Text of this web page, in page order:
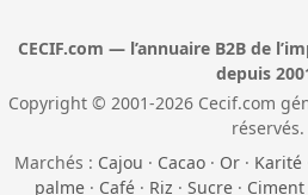
CECIF.com — l’annuaire B2B de
depuis
Copyright © 2001-2026 Cecif.com
réservés.
Marchés : Cajou · Cacao · Or · Karité
palme· Café· Riz · Sucre· Ciment